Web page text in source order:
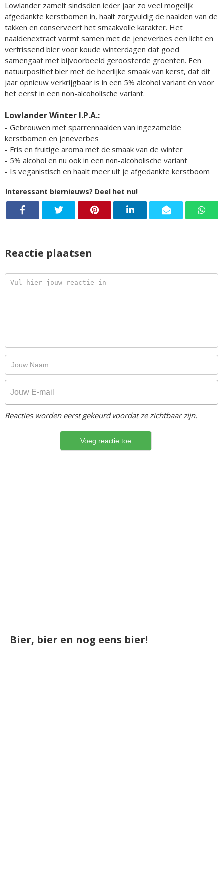
Lowlander zamelt sindsdien ieder jaar zo veel mogelijk
afgedankte kerstbomen in, haalt zorgvuldig de naalden van de
takken en conserveert het smaakvolle karakter. Het
naaldenextract vormt samen met de jeneverbes een licht en
verfrissend bier voor koude winterdagen dat goed
samengaat met bijvoorbeeld geroosterde groenten. Een
natuurpositief bier met de heerlijke smaak van kerst, dat dit
jaar opnieuw verkrijgbaar is in een 5% alcohol variant én voor
het eerst in een non-alcoholische variant.
Lowlander Winter I.P.A.:
- Gebrouwen met sparrennaalden van ingezamelde
kerstbomen en jeneverbes
- Fris en fruitige aroma met de smaak van de winter
- 5% alcohol en nu ook in een non-alcoholische variant
- Is veganistisch en haalt meer uit je afgedankte kerstboom
Interessant biernieuws? Deel het nu!
Reactie plaatsen
Reacties worden eerst gekeurd voordat ze zichtbaar zijn.
Bier, bier en nog eens bier!